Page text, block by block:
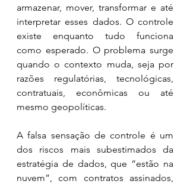
armazenar, mover, transformar e até
interpretar esses dados. O controle
existe enquanto tudo funciona
como esperado. O problema surge
quando o contexto muda, seja por
razões regulatórias, tecnológicas,
contratuais, econômicas ou até
mesmo geopolíticas.
A falsa sensação de controle é um
dos riscos mais subestimados da
estratégia de dados, que “estão na
nuvem”, com contratos assinados,